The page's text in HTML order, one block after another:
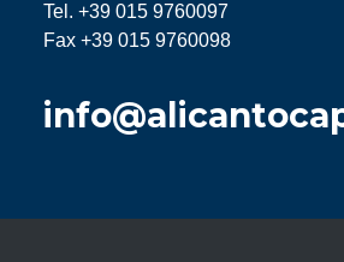
Tel. +39 015 9760097
Fax +39 015 9760098